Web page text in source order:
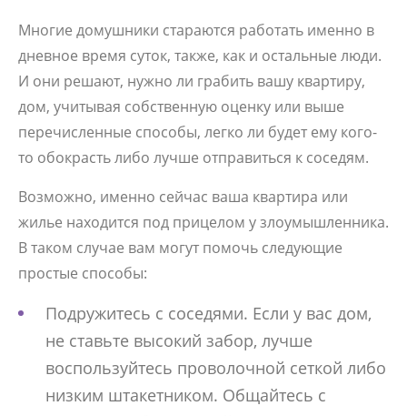
Многие домушники стараются работать именно в
дневное время суток, также, как и остальные люди.
И они решают, нужно ли грабить вашу квартиру,
дом, учитывая собственную оценку или выше
перечисленные способы, легко ли будет ему кого-
то обокрасть либо лучше отправиться к соседям.
Возможно, именно сейчас ваша квартира или
жилье находится под прицелом у злоумышленника.
В таком случае вам могут помочь следующие
простые способы:
Подружитесь с соседями. Если у вас дом,
не ставьте высокий забор, лучше
воспользуйтесь проволочной сеткой либо
низким штакетником. Общайтесь с